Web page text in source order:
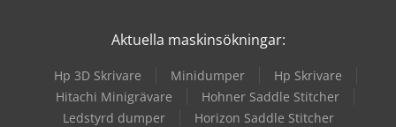
Aktuella maskinsökningar:
Hp 3D Skrivare Minidumper
Hp Skrivare
Hitachi Minigrävare
Hohner Saddle Stitcher
Ledstyrd dumper
Horizon Saddle Stitcher